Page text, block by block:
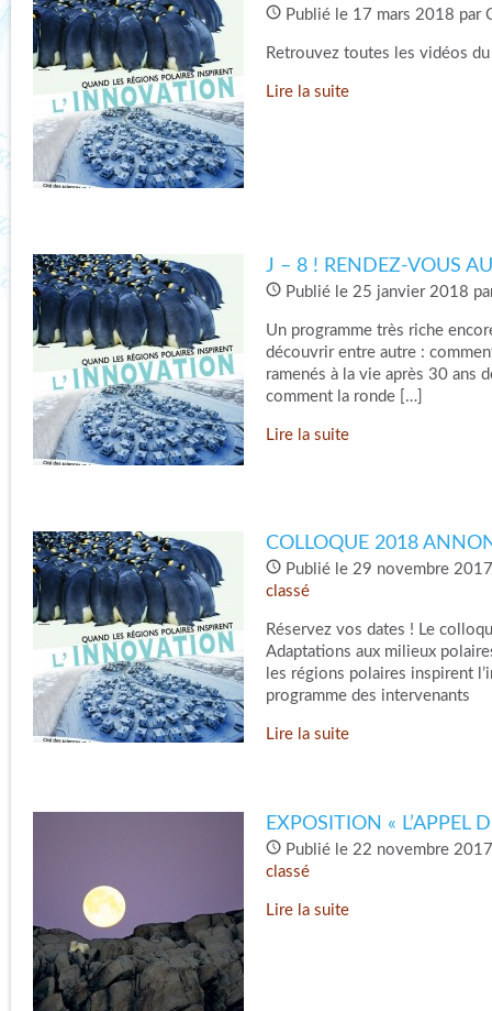
Publié le 17 mars 2018 par
Retrouvez toutes les vidéos
Lire la suite
J – 8 ! RENDEZ-VOUS
Publié le 25 janvier 2018
Un programme très riche
découvrir entre autre :
ramenés à la vie après 30 ans
comment la ronde […]
Lire la suite
COLLOQUE 2018
Publié le 29 novembre
classé
Réservez vos dates ! Le
Adaptations aux milieux
les régions polaires inspirent
programme des intervenants
Lire la suite
EXPOSITION « L’APPEL
Publié le 22 novembre
classé
Lire la suite